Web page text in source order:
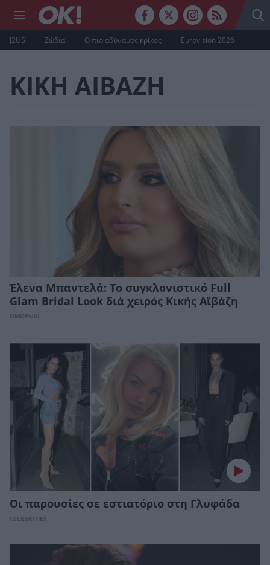
J2US Ζώδια Ο πιο αδύναμος κρίκος Eurovision 2026
ΚΙΚΗ ΑΙΒΑΖΗ
Έλενα Μπαντελά: Το συγκλονιστικό Full
Glam Bridal Look διά χειρός Κικής Αϊβάζη
ΟΜΟΡΦΙΑ
Οι παρουσίες σε εστιατόριο στη Γλυφάδα
CELEBRITIES